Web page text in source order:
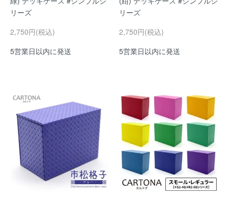
リーズ
2,750円(税込)
5営業日以内に発送
リーズ
2,750円(税込)
5営業日以内に発送